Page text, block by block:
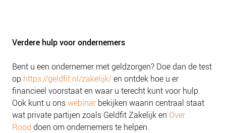
Verdere hulp voor ondernemers
Bent u een ondernemer met geldzorgen? Doe dan de test
op https://geldfit.nl/zakelijk/en ontdek hoe u er
financieel voorstaat en waar u terecht kunt voor hulp.
Ook kunt u onswebinarbekijken waarin centraal staat
wat private partijen zoals Geldfit Zakelijk en Over
Rood doen om ondernemers te helpen.